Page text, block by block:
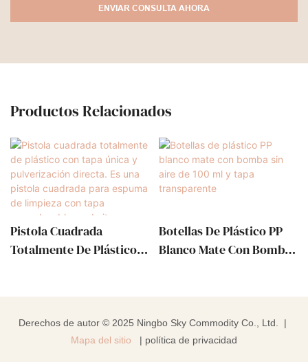
ENVIAR CONSULTA AHORA
Productos Relacionados
Pistola Cuadrada
Totalmente De Plástico
Para Espuma De
Limpieza Con Tapa
Botellas De Plástico PP
Blanco Mate Con Bomba
Derechos de autor © 2025 Ningbo Sky Commodity Co., Ltd. |
Mapa del sitio
| política de privacidad